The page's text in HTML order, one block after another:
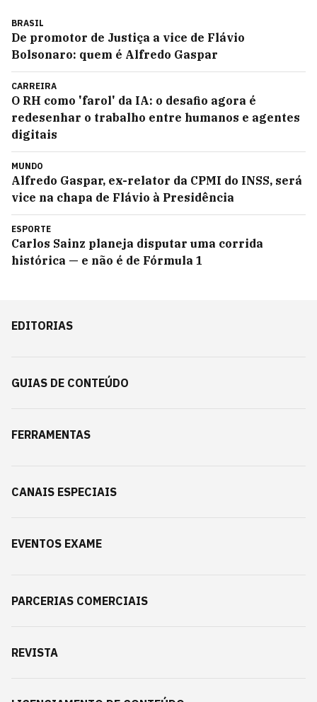
BRASIL
De promotor de Justiça a vice de Flávio
Bolsonaro: quem é Alfredo Gaspar
CARREIRA
O RH como 'farol' da IA: o desafio agora é
redesenhar o trabalho entre humanos e agentes
digitais
MUNDO
Alfredo Gaspar, ex-relator da CPMI do INSS, será
vice na chapa de Flávio à Presidência
ESPORTE
Carlos Sainz planeja disputar uma corrida
histórica — e não é de Fórmula 1
EDITORIAS
GUIAS DE CONTEÚDO
FERRAMENTAS
CANAIS ESPECIAIS
EVENTOS EXAME
PARCERIAS COMERCIAIS
REVISTA